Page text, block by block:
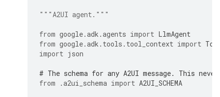
"""A2UI agent."""
from google.adk.agents import LlmAgent
from google.adk.tools.tool_context import
import json
# The schema for any A2UI message. This
from
.a2ui_schema import A2UI_SCHEMA